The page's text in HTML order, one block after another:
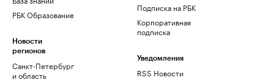
РБК Образование
Новости
регионов
Санкт-Петербург
и область
Подписка на РБК
Корпоративная
подписка
Уведомления
RSS Новости